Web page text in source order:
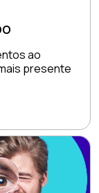
ao
presente